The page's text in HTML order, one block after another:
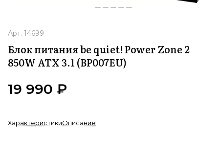
Арт. 14699
Блок питания be quiet! Power Zone 2
850W ATX 3.1 (BP007EU)
19 990 ₽
ХарактеристикиОписание